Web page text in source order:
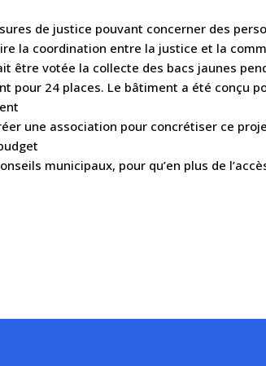
de justice pouvant concerner des
la coordination entre la justice et la
être votée la collecte des bacs jaunes
pour 24 places. Le bâtiment a été conçu
une association pour concrétiser ce
municipaux, pour qu’en plus de